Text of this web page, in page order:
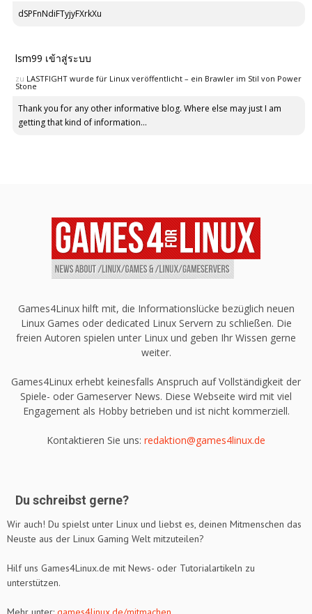
dSPFnNdiFTyjyFXrkXu
lsm99 เข้าสู่ระบบ
zu LASTFIGHT wurde für Linux veröffentlicht – ein Brawler im Stil von Power
Stone
Thank you for any other informative blog. Where else may just I am
getting that kind of information...
Games4Linux hilft mit, die Informationslücke bezüglich neuen
Linux Games oder dedicated Linux Servern zu schließen. Die
freien Autoren spielen unter Linux und geben Ihr Wissen gerne
weiter.
Games4Linux erhebt keinesfalls Anspruch auf Vollständigkeit der
Spiele- oder Gameserver News. Diese Webseite wird mit viel
Engagement als Hobby betrieben und ist nicht kommerziell.
Kontaktieren Sie uns: redaktion@games4linux.de
Du schreibst gerne?
Wir auch! Du spielst unter Linux und liebst es, deinen Mitmenschen das
Neuste aus der Linux Gaming Welt mitzuteilen?
Hilf uns Games4Linux.de mit News- oder Tutorialartikeln zu
unterstützen.